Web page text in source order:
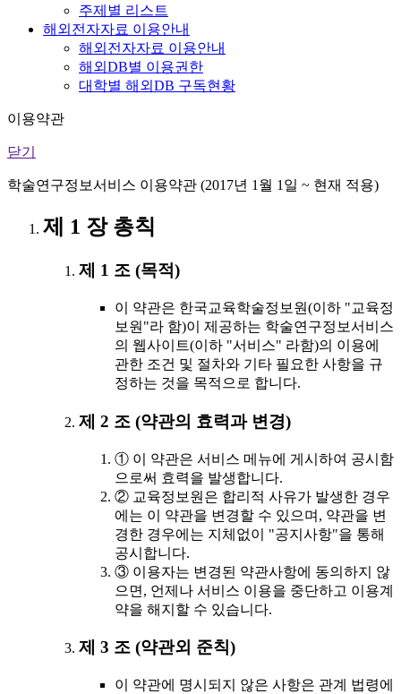
주제별 리스트
해외전자자료 이용안내
해외전자자료 이용안내
해외DB별 이용권한
대학별 해외DB 구독현황
이용약관
닫기
학술연구정보서비스 이용약관 (2017년 1월 1일 ~ 현재 적용)
제 1 장 총칙
제 1 조 (목적)
이 약관은 한국교육학술정보원(이하 "교육정
보원"라 함)이 제공하는 학술연구정보서비스
의 웹사이트(이하 "서비스" 라함)의 이용에
관한 조건 및 절차와 기타 필요한 사항을 규
정하는 것을 목적으로 합니다.
제 2 조 (약관의 효력과 변경)
① 이 약관은 서비스 메뉴에 게시하여 공시함
으로써 효력을 발생합니다.
② 교육정보원은 합리적 사유가 발생한 경우
에는 이 약관을 변경할 수 있으며, 약관을 변
경한 경우에는 지체없이 "공지사항"을 통해
공시합니다.
③ 이용자는 변경된 약관사항에 동의하지 않
으면, 언제나 서비스 이용을 중단하고 이용계
약을 해지할 수 있습니다.
제 3 조 (약관외 준칙)
이 약관에 명시되지 않은 사항은 관계 법령에